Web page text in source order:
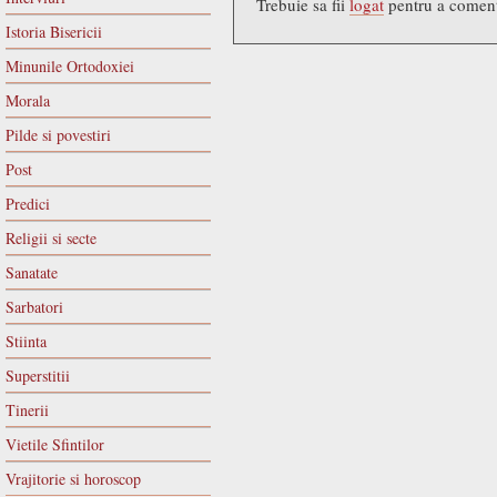
Istoria Bisericii
Minunile Ortodoxiei
Morala
Pilde si povestiri
Post
Predici
Religii si secte
Sanatate
Sarbatori
Stiinta
Superstitii
Tinerii
Vietile Sfintilor
Vrajitorie si horoscop